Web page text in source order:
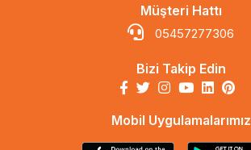
Müşteri Hattı
05457277306
Bizi Takip Edin
Mobil Uygulamalarımız